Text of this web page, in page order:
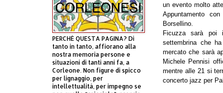
un evento molto
Appuntamento
Borsellino.
Ficuzza sarà poi
settembrina che
mercato che sarà
Michele Pennisi
mentre alle 21 si
concerto jazz per
PERCHÈ QUESTA PAGINA? Di
tanto in tanto, affiorano alla
nostra memoria persone e
situazioni di tanti anni fa, a
Corleone. Non figure di spicco
per lignaggio, per
intellettualità, per impegno se